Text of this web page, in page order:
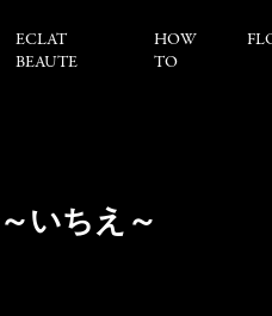
ECLAT
BEAUTE
HOW
TO
いちえ～